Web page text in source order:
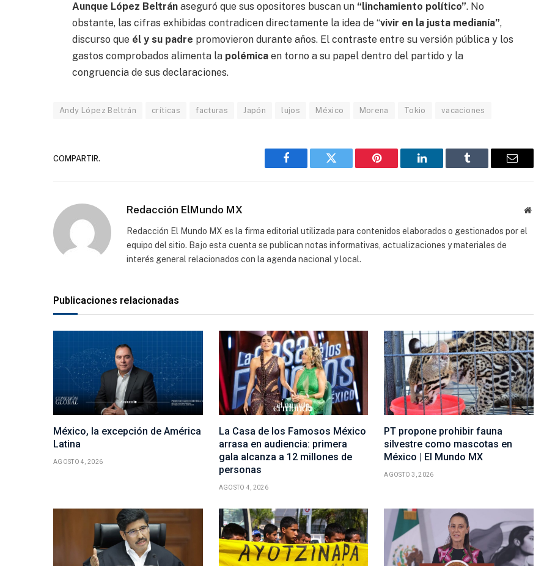
Aunque López Beltrán aseguró que sus opositores buscan un “linchamiento político”. No
obstante, las cifras exhibidas contradicen directamente la idea de “vivir en la justa medianía”,
discurso queél y su padre promovieron durante años. El contraste entre su versión pública y los
gastos comprobados alimenta la polémica en torno a su papel dentro del partido y la
congruencia de sus declaraciones.
Andy López Beltrán críticas facturas Japón lujos México Morena Tokio vacaciones
COMPARTIR.
Facebook Gorjeo Pinterest LinkedIn Tumblr
Correo
Redacción ElMundo MX
Sitio
Redacción El Mundo MX es la firma editorial utilizada para contenidos elaborados o gestionados por el
equipo del sitio. Bajo esta cuenta se publican notas informativas, actualizaciones y materiales de
interés general relacionados con la agenda nacional y local.
Publicaciones relacionadas
México, la excepción de América
Latina
AGOSTO 4, 2026
La Casa de los Famosos México
arrasa en audiencia: primera
gala alcanza a 12 millones de
personas
AGOSTO 4, 2026
PT propone prohibir fauna
silvestre como mascotas en
México | El Mundo MX
AGOSTO 3, 2026